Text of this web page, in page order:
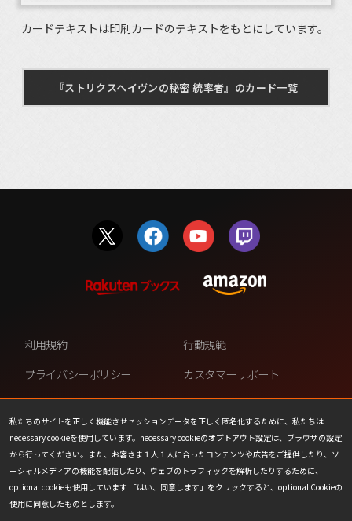
カードテキストは印刷カードのテキストをもとにしています。
『ストリクスヘイヴンの秘密 統率者』のカード一覧
私たちのサイトを正しく機能させセッションデータを正しく匿名化するために、私たちは
necessary cookieを使用しています。necessary cookieのオプトアウト設定は、ブラウザの設定
から行ってください。また、お客さま１人１人に合ったコンテンツや広告をご提供したり、ソ
ーシャルメディアの機能を配信したり、ウェブのトラフィックを解析したりするために、
optional cookieも使用しています 「はい、同意します」をクリックすると、optional Cookieの
使用に同意したものとします。
利用規約
行動規範
プライバシーポリシー
カスタマーサポート
ファンコンテンツ・ポリシー
個人情報の販売や共有を許可し
ない
COOKIE
プレスリリース
会社情報
お問い合わせ